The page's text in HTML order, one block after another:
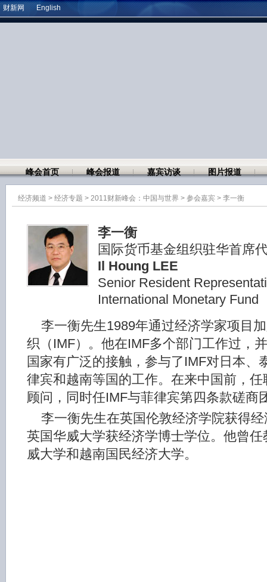
财新网 English
峰会首页 峰会报道 嘉宾访谈 图片报道
经济频道 > 经济专题 > 2011财新峰会：中国与世界 > 参会嘉宾 > 李一衡
李一衡
国际货币基金组织驻华首席
Il Houng LEE
Senior Resident
International Monetary Fund
李一衡先生1989年通过经济学家项目
织（IMF）。他在IMF多个部门工作过，
国家有广泛的接触，参与了IMF对日本、
律宾和越南等国的工作。在来中国前，
顾问，同时任IMF与菲律宾第四条款磋商
李一衡先生在英国伦敦经济学院获得
英国华威大学获经济学博士学位。他曾
威大学和越南国民经济大学。